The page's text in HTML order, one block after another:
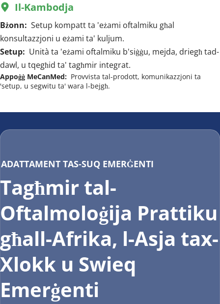
 Il-Kambodja
Bżonn: Setup kompatt ta 'eżami oftalmiku għal
konsultazzjoni u eżami ta' kuljum.
Setup: Unità ta 'eżami oftalmiku b'siġġu, mejda, driegħ tad-
dawl, u tqegħid ta' tagħmir integrat.
Appoġġ MeCanMed: Provvista tal-prodott, komunikazzjoni ta
'setup, u segwitu ta' wara l-bejgħ.
ADATTAMENT TAS-SUQ EMERĠENTI
Tagħmir tal-
Oftalmoloġija Prattiku
għall-Afrika, l-Asja tax-
Xlokk u Swieq
Emerġenti